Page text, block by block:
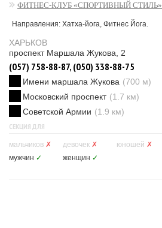
ФИТНЕС-КЛУБ «СПОРТИВНЫЙ СТИЛЬ»
Направления: Хатха-йога, Фитнес Йога.
ХАРЬКОВ
проспект Маршала Жукова, 2
(057) 758-88-87, (050) 338-88-75
Имени маршала Жукова (700 м)
Московский проспект (1.7 км)
Советской Армии (1.9 км)
СЕКЦИЯ ДЛЯ
мальчиков ✗ девочек ✗ юношей ✗
мужчин ✓ женщин ✓